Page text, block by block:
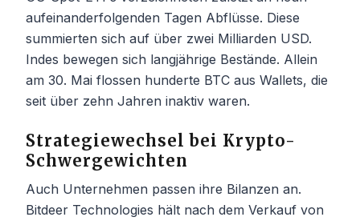
aufeinanderfolgenden Tagen Abflüsse. Diese
summierten sich auf über zwei Milliarden USD.
Indes bewegen sich langjährige Bestände. Allein
am 30. Mai flossen hunderte BTC aus Wallets, die
seit über zehn Jahren inaktiv waren.
Strategiewechsel bei Krypto-
Schwergewichten
Auch Unternehmen passen ihre Bilanzen an.
Bitdeer Technologies hält nach dem Verkauf von